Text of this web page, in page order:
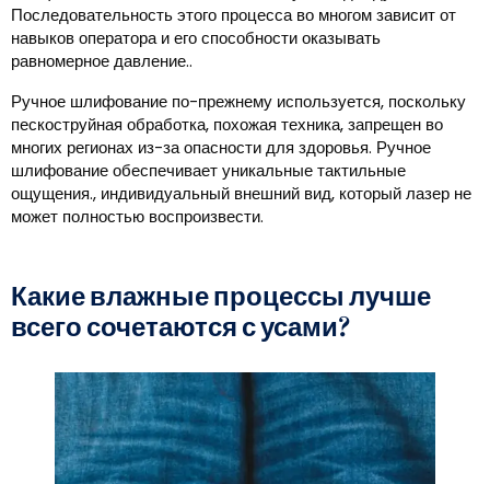
Последовательность этого процесса во многом зависит от
навыков оператора и его способности оказывать
равномерное давление..
Ручное шлифование по-прежнему используется, поскольку
пескоструйная обработка, похожая техника, запрещен во
многих регионах из-за опасности для здоровья. Ручное
шлифование обеспечивает уникальные тактильные
ощущения., индивидуальный внешний вид, который лазер не
может полностью воспроизвести.
Какие влажные процессы лучше
всего сочетаются с усами?